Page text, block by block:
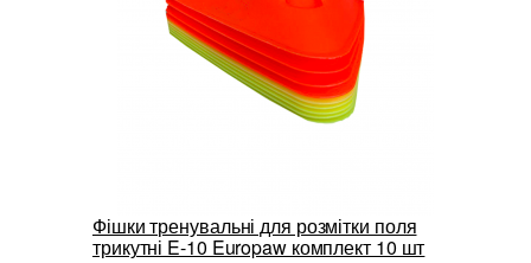
Фішки тренувальні для розмітки поля
трикутні E-10 Europaw комплект 10 шт